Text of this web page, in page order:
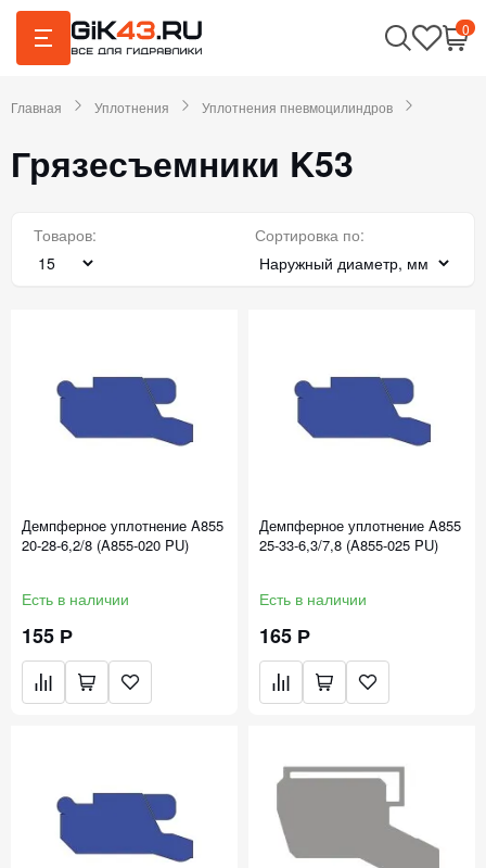
0
Главная Уплотнения Уплотнения пневмоцилиндров
Грязесъемники K53
Товаров: Сортировка по:
Демпферное уплотнение A855
20-28-6,2/8 (A855-020 PU)
Есть в наличии
155 Р
Демпферное уплотнение A855
25-33-6,3/7,8 (A855-025 PU)
Есть в наличии
165 Р